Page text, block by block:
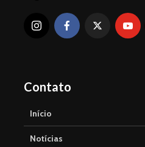
Contato
Início
Notícias